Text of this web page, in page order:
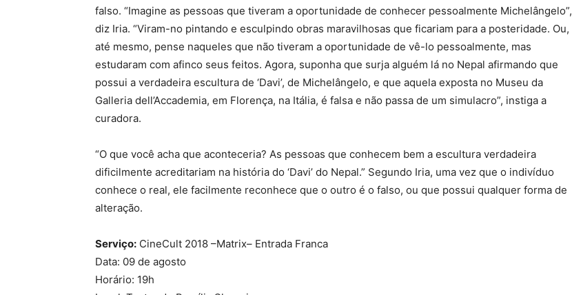
falso. “Imagine as pessoas que tiveram a oportunidade de conhecer pessoalmente Michelângelo”,
diz Iria. “Viram-no pintando e esculpindo obras maravilhosas que ficariam para a posteridade. Ou,
até mesmo, pense naqueles que não tiveram a oportunidade de vê-lo pessoalmente, mas
estudaram com afinco seus feitos. Agora, suponha que surja alguém lá no Nepal afirmando que
possui a verdadeira escultura de ‘Davi’, de Michelângelo, e que aquela exposta no Museu da
Galleria dell’Accademia, em Florença, na Itália, é falsa e não passa de um simulacro”, instiga a
curadora.
“O que você acha que aconteceria? As pessoas que conhecem bem a escultura verdadeira
dificilmente acreditariam na história do ‘Davi’ do Nepal.” Segundo Iria, uma vez que o indivíduo
conhece o real, ele facilmente reconhece que o outro é o falso, ou que possui qualquer forma de
alteração.
Serviço: CineCult 2018 –Matrix– Entrada Franca
Data: 09 de agosto
Horário: 19h